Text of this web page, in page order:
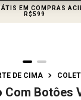
EM COMPRAS
R$599
DE CIMA
Com Botôes